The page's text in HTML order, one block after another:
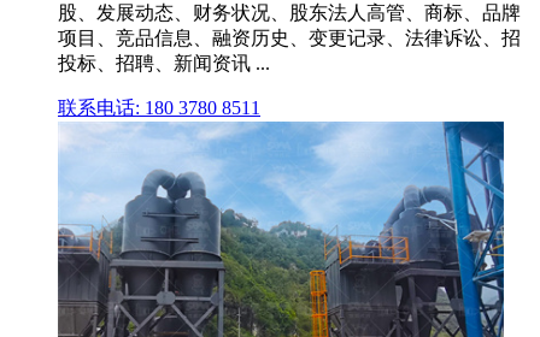
股、发展动态、财务状况、股东法人高管、商标、品牌
项目、竞品信息、融资历史、变更记录、法律诉讼、招
投标、招聘、新闻资讯 ...
联系电话: 180 3780 8511